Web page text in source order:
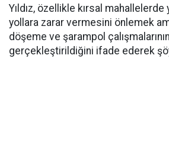
Yıldız, özellikle kırsal mahallelerde
yollara zarar vermesini önlemek
döşeme ve şarampol
gerçekleştirildiğini ifade ederek